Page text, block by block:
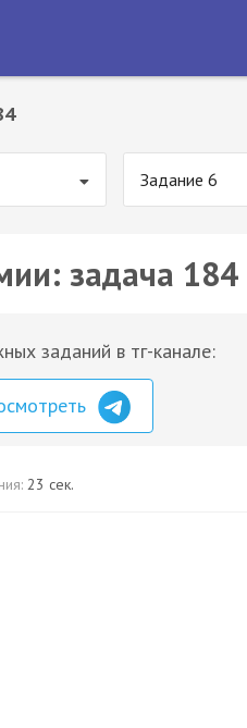
Задание 6
задача 184
заданий в тг-канале:
23 сек.